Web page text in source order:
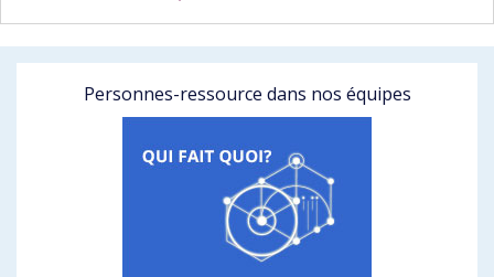
Personnes-ressource dans nos équipes